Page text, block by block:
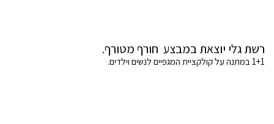
רשת גלי יוצאת במבצע חורף מטורף.
1+1 במתנה על קולקציית המגפיים לנשים וילדים.